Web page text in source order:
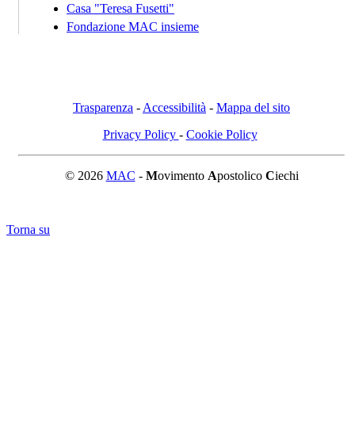
Casa "Teresa Fusetti"
Fondazione MAC insieme
Trasparenza - Accessibilità - Mappa del sito
Privacy Policy - Cookie Policy
© 2026 MAC - Movimento Apostolico Ciechi
Torna su